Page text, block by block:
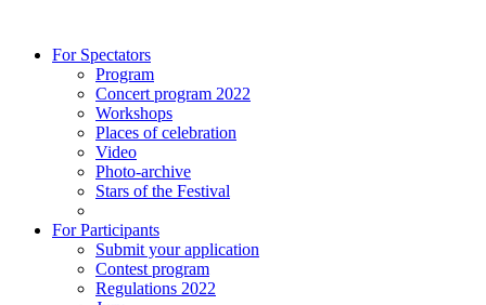
For Spectators
Program
Concert program 2022
Workshops
Places of celebration
Video
Photo-archive
Stars of the Festival
For Participants
Submit your application
Contest program
Regulations 2022